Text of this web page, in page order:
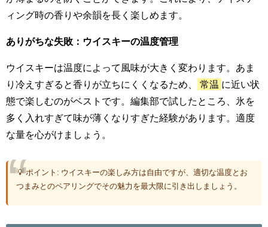
ィング時の香りや余韻を長く楽しめます。
ありがちな失敗：ウイスキーの温度管理
ウイスキーは温度によって風味が大きく変わります。あま
り冷えすぎると香りが立ちにくくなるため、
常温 に近い状
態で楽しむのがベストです。編集部で試したところ、氷を
多く入れすぎて味が薄くなりすぎた経験があります。適度
な量を心がけましょう。
💡 ポイント: ウイスキーの楽しみ方は自由ですが、適切な温度とお
つまみとのペアリングでその魅力を最大限に引き出しましょう。